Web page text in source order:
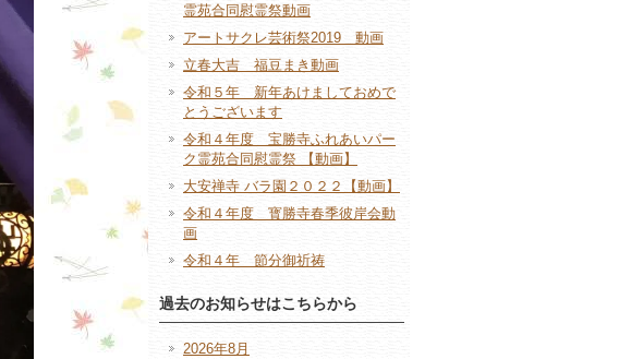
霊苑合同慰霊祭動画
アートサクレ芸術祭2019 動画
立春大吉 福豆まき動画
令和５年 新年あけましておめで
とうございます
令和４年度 宝勝寺ふれあいパー
ク霊苑合同慰霊祭 【動画】
大安禅寺 バラ園２０２２【動画】
令和４年度 寳勝寺春季彼岸会動
画
令和４年 節分御祈祷
過去のお知らせはこちらから
2026年8月